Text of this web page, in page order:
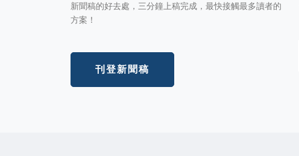
新聞稿的好去處，三分鐘上稿完成，最快接觸最多讀者的
方案！
刊登新聞稿